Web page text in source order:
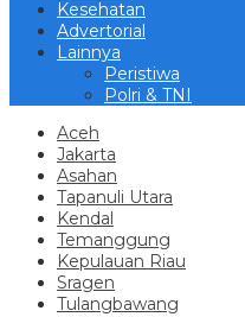
Kesehatan
Advertorial
Lainnya
Peristiwa
Polri & TNI
Aceh
Jakarta
Asahan
Tapanuli Utara
Kendal
Temanggung
Kepulauan Riau
Sragen
Tulangbawang